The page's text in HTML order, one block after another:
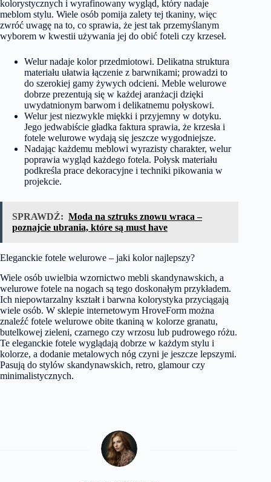
kolorystycznych i wyrafinowany wygląd, który nadaje
meblom stylu. Wiele osób pomija zalety tej tkaniny, więc
zwróć uwagę na to, co sprawia, że jest tak przemyślanym
wyborem w kwestii używania jej do obić foteli czy krzeseł.
Welur nadaje kolor przedmiotowi. Delikatna struktura
materiału ułatwia łączenie z barwnikami; prowadzi to
do szerokiej gamy żywych odcieni. Meble welurowe
dobrze prezentują się w każdej aranżacji dzięki
uwydatnionym barwom i delikatnemu połyskowi.
Welur jest niezwykle miękki i przyjemny w dotyku.
Jego jedwabiście gładka faktura sprawia, że krzesła i
fotele welurowe wydają się jeszcze wygodniejsze.
Nadając każdemu meblowi wyrazisty charakter, welur
poprawia wygląd każdego fotela. Połysk materiału
podkreśla prace dekoracyjne i techniki pikowania w
projekcie.
SPRAWDŹ: Moda na sztruks znowu wraca –
poznajcie ubrania, które są must have
Eleganckie fotele welurowe – jaki kolor najlepszy?
Wiele osób uwielbia wzornictwo mebli skandynawskich, a
welurowe fotele na nogach są tego doskonałym przykładem.
Ich niepowtarzalny kształt i barwna kolorystyka przyciągają
wiele osób. W sklepie internetowym HroveForm można
znaleźć fotele welurowe obite tkaniną w kolorze granatu,
butelkowej zieleni, czarnego czy wrzosu lub pudrowego różu.
Te eleganckie fotele wyglądają dobrze w każdym stylu i
kolorze, a dodanie metalowych nóg czyni je jeszcze lepszymi.
Pasują do stylów skandynawskich, retro, glamour czy
minimalistycznych.